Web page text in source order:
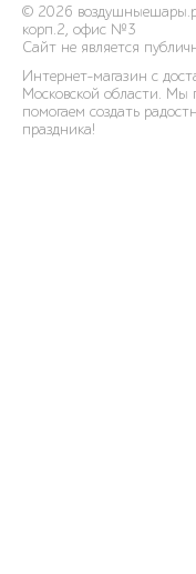
© 2026
корп.2, офис №3
Сайт не является
Интернет-магазин с
Московской области. Мы
помогаем создать
праздника!